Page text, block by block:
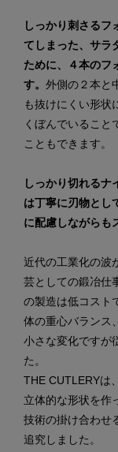
しっかり刺さるフ
てしまった、サラ
ために、４本のフ
す。 外側の２本と
も抜けにくい形状
くぼんでいること
こともできます。
しっかり切れるナ
は丁寧に刃物とし
に配慮しながらも
近代の工業化の波
芸としての鍛冶仕
の製造は低コスト
体の重心バランス
小さな変化ですが
た。
THE CUTLERYは
立体的な形状を作
技術の掛け合わせ
追究しました。